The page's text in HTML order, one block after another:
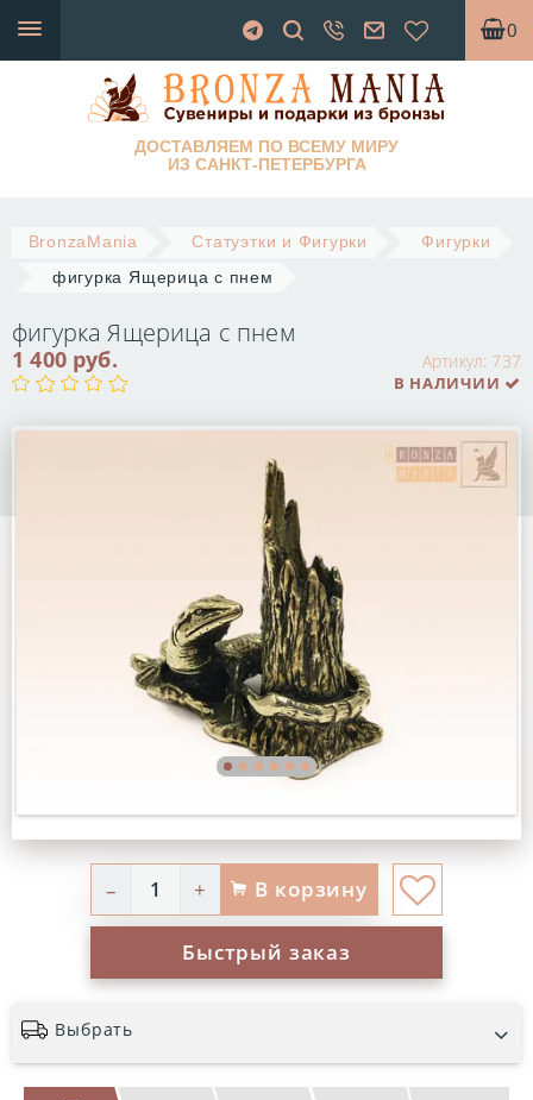
0
ДОСТАВЛЯЕМ ПО ВСЕМУ МИРУ
ИЗ САНКТ-ПЕТЕРБУРГА
BronzaMania Статуэтки и Фигурки
Фигурки
фигурка Ящерица с пнем
фигурка Ящерица с пнем
Артикул: 737
1 400 руб.
В НАЛИЧИИ
– + В корзину
Быстрый заказ
Выбрать